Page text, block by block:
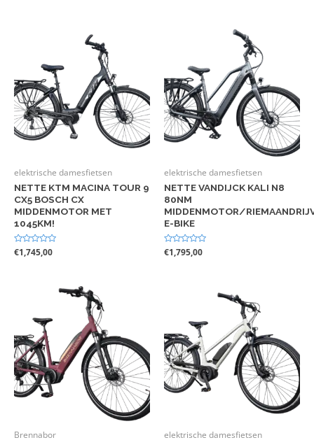
elektrische damesfietsen
NETTE KTM MACINA TOUR 9
CX5 BOSCH CX
MIDDENMOTOR MET
1045KM!
Gewaardeerd
0
€1,745,00
elektrische damesfietsen
NETTE VANDIJCK KALI N8
80NM
MIDDENMOTOR/
E-BIKE
Gewaardeerd
0
€1,795,00
Brennabor elektrische damesfietsen